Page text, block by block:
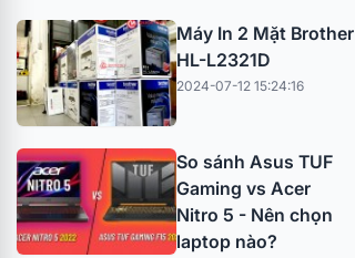
Máy In 2 Mặt Brother
HL-L2321D
2024-07-12 15:24:16
So sánh Asus TUF
Gaming vs Acer
Nitro 5 - Nên chọn
laptop nào?